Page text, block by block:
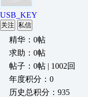
USB_KEY
关注 私信
精华：0帖
求助：0帖
帖子：0帖 | 1002回
年度积分：0
历史总积分：935